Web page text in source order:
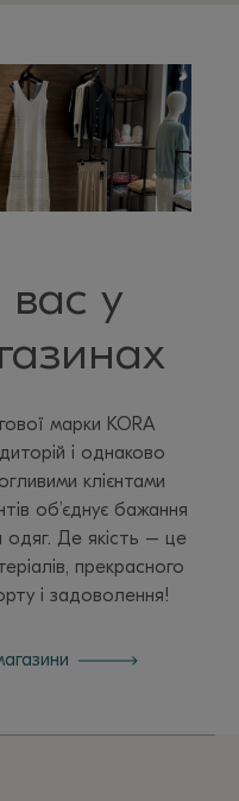
у
марки KORA
і однаково
клієнтами
об’єднує бажання
одяг. Де якість – це
прекрасного
і задоволення!